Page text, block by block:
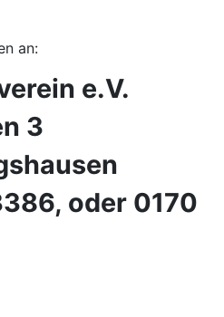
an:
e.V.
3
oder 0170